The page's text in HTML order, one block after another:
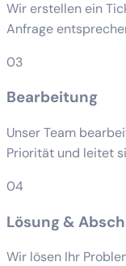
Wir erstellen ein
Anfrage
03
Bearbeitung
Unser Team
Priorität und leitet
04
Lösung &
Wir lösen Ihr